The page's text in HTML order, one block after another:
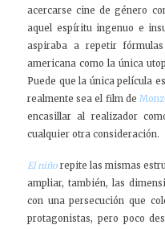
acercarse cine de género
aquel espíritu ingenuo e
aspiraba a repetir
americana como la única
Puede que la única película
realmente sea el film de
encasillar al realizador
cualquier otra consideración.
El niño repite las mismas
ampliar, también, las
con una persecución que
protagonistas, pero poco